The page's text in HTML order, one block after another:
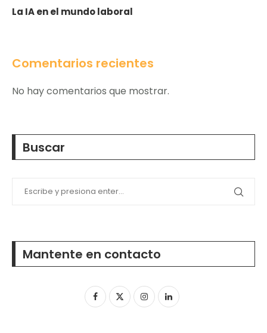
La IA en el mundo laboral
Comentarios recientes
No hay comentarios que mostrar.
Buscar
Mantente en contacto